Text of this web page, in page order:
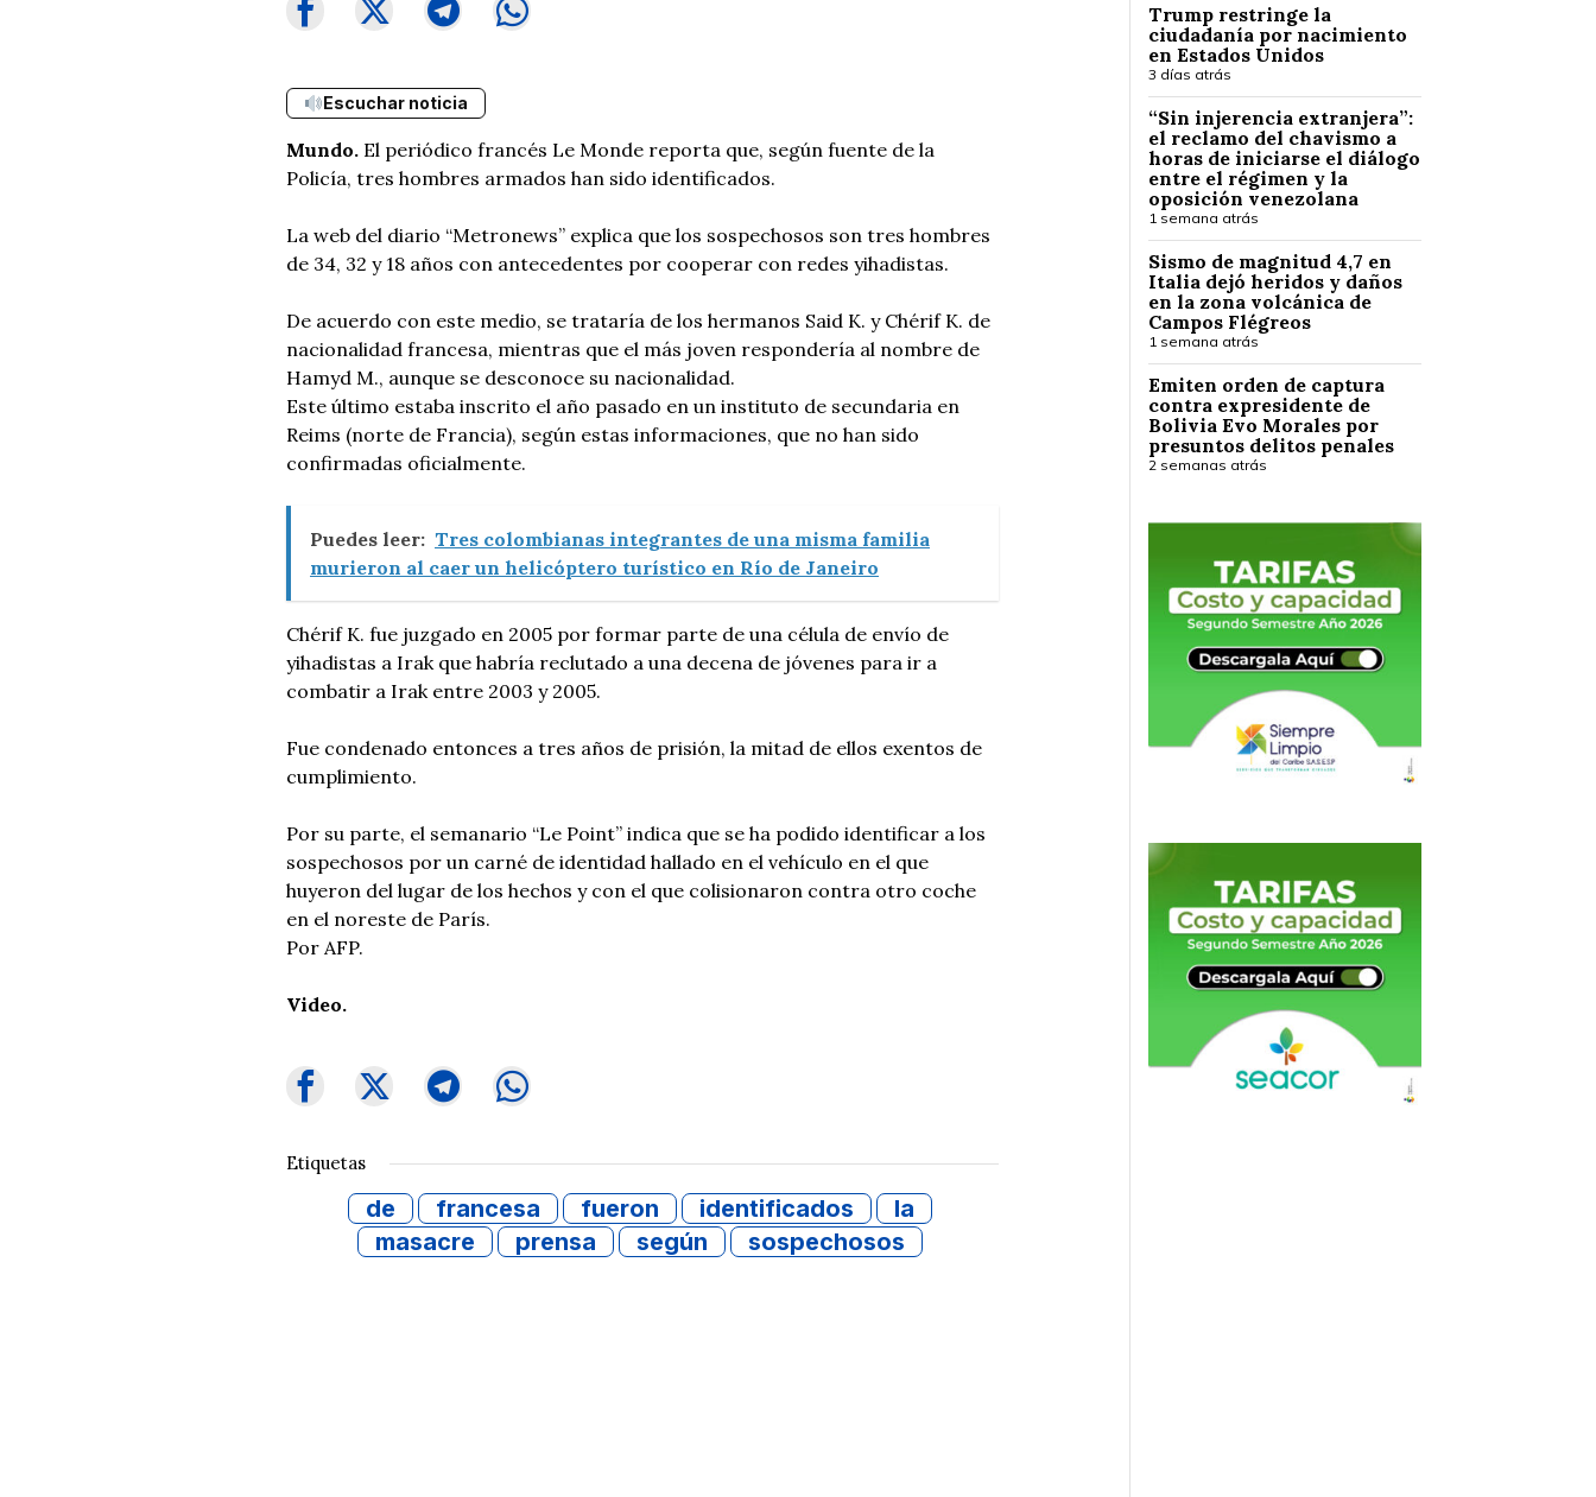
Escuchar noticia
Mundo. El periódico francés Le Monde reporta que, según fuente de la
Policía, tres hombres armados han sido identificados.
La web del diario “Metronews” explica que los sospechosos son tres hombres
de 34, 32 y 18 años con antecedentes por cooperar con redes yihadistas.
De acuerdo con este medio, se trataría de los hermanos Said K. y Chérif K. de
nacionalidad francesa, mientras que el más joven respondería al nombre de
Hamyd M., aunque se desconoce su nacionalidad.
Este último estaba inscrito el año pasado en un instituto de secundaria en
Reims (norte de Francia), según estas informaciones, que no han sido
confirmadas oficialmente.
Puedes leer: Tres colombianas integrantes de una misma familia
murieron al caer un helicóptero turístico en Río de Janeiro
Chérif K. fue juzgado en 2005 por formar parte de una célula de envío de
yihadistas a Irak que habría reclutado a una decena de jóvenes para ir a
combatir a Irak entre 2003 y 2005.
Fue condenado entonces a tres años de prisión, la mitad de ellos exentos de
cumplimiento.
Por su parte, el semanario “Le Point” indica que se ha podido identificar a los
sospechosos por un carné de identidad hallado en el vehículo en el que
huyeron del lugar de los hechos y con el que colisionaron contra otro coche
en el noreste de París.
Por AFP.
Video.
Etiquetas
de francesa fueron identificados
la
masacre
prensa según sospechosos
Trump restringe la
ciudadanía por nacimiento
en Estados Unidos
3 días atrás
“Sin injerencia extranjera”:
el reclamo del chavismo a
horas de iniciarse el diálogo
entre el régimen y la
oposición venezolana
1 semana atrás
Sismo de magnitud 4,7 en
Italia dejó heridos y daños
en la zona volcánica de
Campos Flégreos
1 semana atrás
Emiten orden de captura
contra expresidente de
Bolivia Evo Morales por
presuntos delitos penales
2 semanas atrás